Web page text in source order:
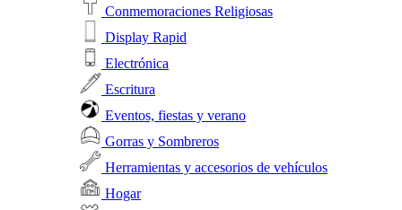
Conmemoraciones Religiosas
Display Rapid
Electrónica
Escritura
Eventos, fiestas y verano
Gorras y Sombreros
Herramientas y accesorios de vehículos
Hogar